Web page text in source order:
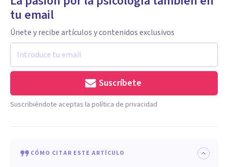
tu email
Únete y recibe artículos y contenidos exclusivos
Suscríbete
Suscribiéndote aceptas la política de privacidad
CÓMO CITAR ESTE ARTÍCULO